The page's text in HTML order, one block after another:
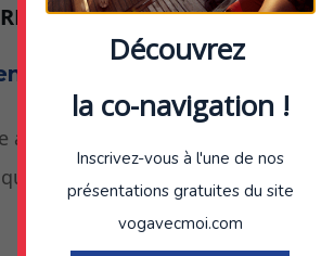
DE NAVIGATION
peur, pense avoir le mal de mer
mauvaise expérience) ou
Découvrez
la co-navigation !
Inscrivez-vous à l'une de nos
présentations gratuites du site
vogavecmoi.com